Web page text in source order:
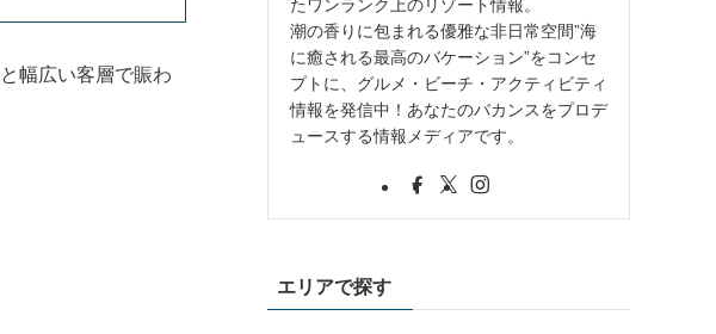
幅広い客層で賑わ
潮の香りに包まれる優雅な非日常空間”海
に癒される最高のバケーション”をコンセ
プトに、グルメ・ビーチ・アクティビティ
情報を発信中！あなたのバカンスをプロデ
ュースする情報メディアです。
エリアで探す